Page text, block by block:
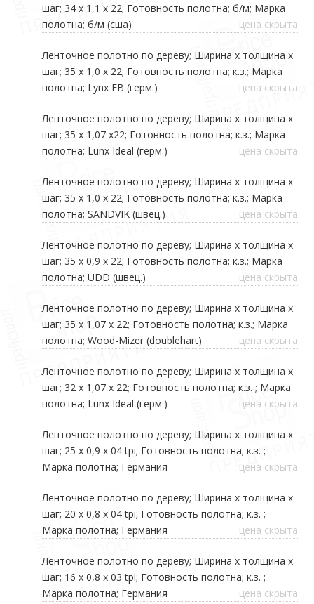
шаг; 34 х 1,1 х 22; Готовность полотна; б/м; Марка
полотна; б/м (сша)
цена скрыта
Ленточное полотно по дереву; Ширина х толщина х
шаг; 35 х 1,0 х 22; Готовность полотна; к.з.; Марка
полотна; Lynx FB (герм.)
цена скрыта
Ленточное полотно по дереву; Ширина х толщина х
шаг; 35 х 1,07 х22; Готовность полотна; к.з.; Марка
полотна; Lunx Ideal (герм.)
цена скрыта
Ленточное полотно по дереву; Ширина х толщина х
шаг; 35 х 1,0 х 22; Готовность полотна; к.з.; Марка
полотна; SANDVIK (швец.)
цена скрыта
Ленточное полотно по дереву; Ширина х толщина х
шаг; 35 х 0,9 х 22; Готовность полотна; к.з.; Марка
полотна; UDD (швец.)
цена скрыта
Ленточное полотно по дереву; Ширина х толщина х
шаг; 35 х 1,07 х 22; Готовность полотна; к.з.; Марка
полотна; Wood-Mizer (doublehart)
цена скрыта
Ленточное полотно по дереву; Ширина х толщина х
шаг; 32 х 1,07 х 22; Готовность полотна; к.з. ; Марка
полотна; Lunx Ideal (герм.)
цена скрыта
Ленточное полотно по дереву; Ширина х толщина х
шаг; 25 х 0,9 х 04 tpi; Готовность полотна; к.з. ;
Марка полотна; Германия
цена скрыта
Ленточное полотно по дереву; Ширина х толщина х
шаг; 20 х 0,8 х 04 tpi; Готовность полотна; к.з. ;
Марка полотна; Германия
цена скрыта
Ленточное полотно по дереву; Ширина х толщина х
шаг; 16 х 0,8 х 03 tpi; Готовность полотна; к.з. ;
Марка полотна; Германия
цена скрыта